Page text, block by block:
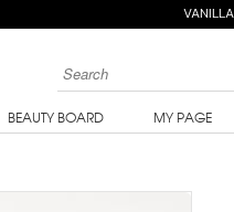
BEAUTY BOARD MY PAGE